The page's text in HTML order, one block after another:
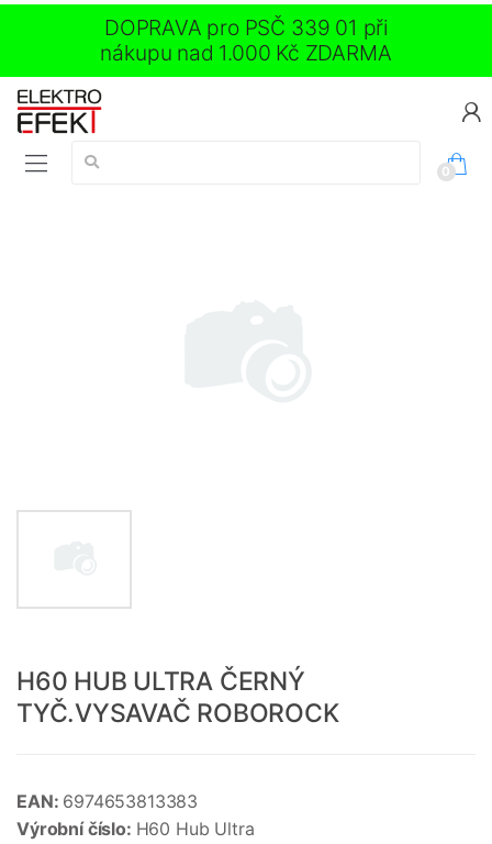
DOPRAVA pro PSČ 339 01 při
nákupu nad 1.000 Kč ZDARMA
Vyhledávání:
0
H60 HUB ULTRA ČERNÝ
TYČ.VYSAVAČ ROBOROCK
EAN: 6974653813383
Výrobní číslo: H60 Hub Ultra